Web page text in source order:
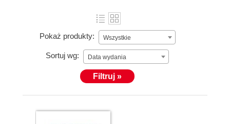
Pokaż produkty: Wszystkie
Sortuj wg: Data wydania
Filtruj »